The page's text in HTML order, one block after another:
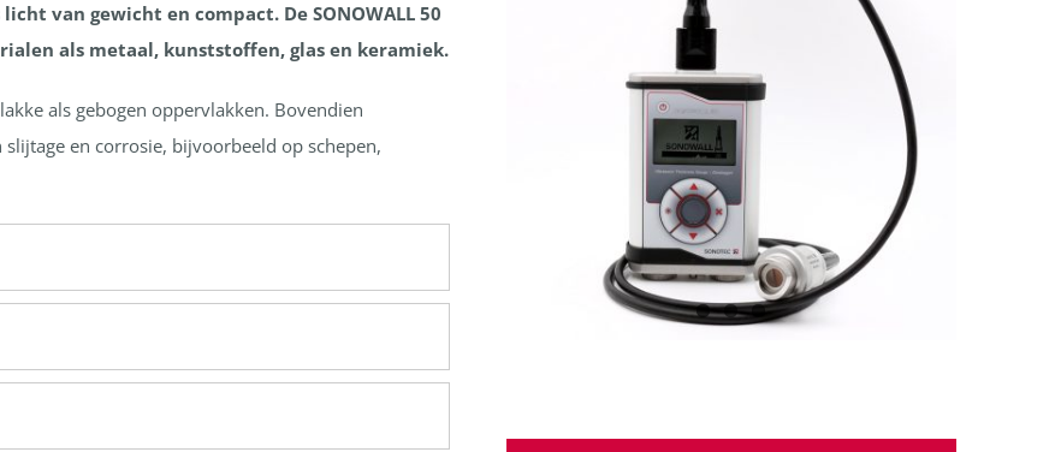
van gewicht en compact. De SONOWALL 50
als metaal, kunststoffen, glas en keramiek.
als gebogen oppervlakken. Bovendien
en corrosie, bijvoorbeeld op schepen,